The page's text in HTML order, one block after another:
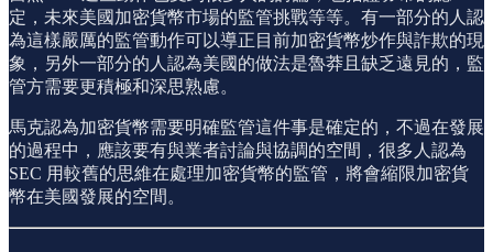
定，未來美國加密貨幣市場的監管挑戰等等。有一部分的人認
為這樣嚴厲的監管動作可以導正目前加密貨幣炒作與詐欺的現
象，另外一部分的人認為美國的做法是魯莽且缺乏遠見的，監
管方需要更積極和深思熟慮。
馬克認為加密貨幣需要明確監管這件事是確定的，不過在發展
的過程中，應該要有與業者討論與協調的空間，很多人認為
SEC 用較舊的思維在處理加密貨幣的監管，將會縮限加密貨
幣在美國發展的空間。